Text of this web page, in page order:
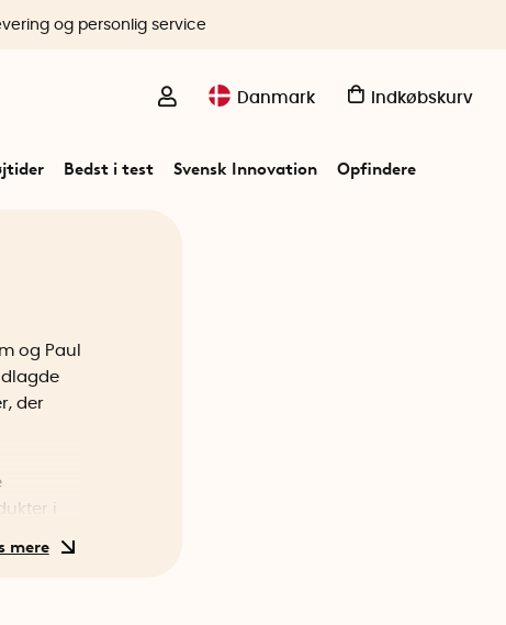
Danmark Indkøbskurv
Bedst i test Svensk Innovation Opfindere
og personlig service
og Paul
der
i